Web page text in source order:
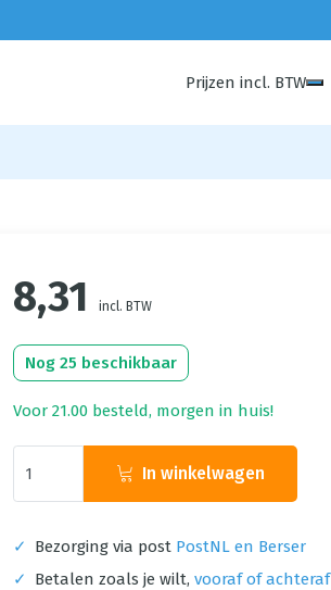
Prijzen incl. BTW
8,31 incl. BTW
Nog 25 beschikbaar
Voor 21.00 besteld, morgen in huis!
In winkelwagen
✓ Bezorging via post PostNL en Berser
✓
Betalen zoals je wilt, vooraf of achteraf